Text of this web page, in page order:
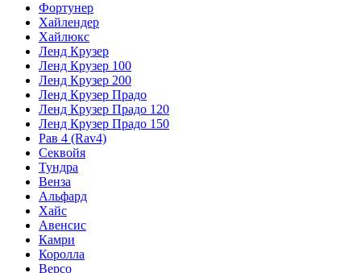
Фортунер
Хайлендер
Хайлюкс
Ленд Крузер
Ленд Крузер 100
Ленд Крузер 200
Ленд Крузер Прадо
Ленд Крузер Прадо 120
Ленд Крузер Прадо 150
Рав 4 (Rav4)
Секвойя
Тундра
Венза
Альфард
Хайс
Авенсис
Камри
Королла
Версо